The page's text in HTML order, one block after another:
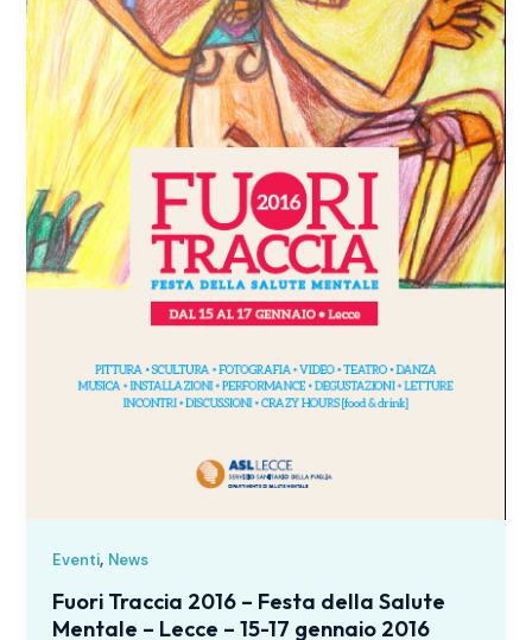
Eventi, News
Fuori Traccia 2016 – Festa della Salute
Mentale – Lecce – 15-17 gennaio 2016